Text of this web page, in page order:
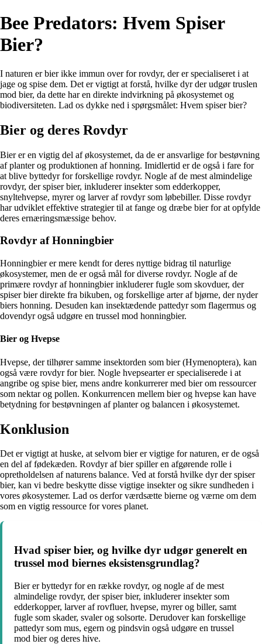
Bee Predators: Hvem Spiser
Bier?
I naturen er bier ikke immun over for rovdyr, der er specialiseret i at
jage og spise dem. Det er vigtigt at forstå, hvilke dyr der udgør truslen
mod bier, da dette har en direkte indvirkning på økosystemet og
biodiversiteten. Lad os dykke ned i spørgsmålet: Hvem spiser bier?
Bier og deres Rovdyr
Bier er en vigtig del af økosystemet, da de er ansvarlige for bestøvning
af planter og produktionen af honning. Imidlertid er de også i fare for
at blive byttedyr for forskellige rovdyr. Nogle af de mest almindelige
rovdyr, der spiser bier, inkluderer insekter som edderkopper,
snyltehvepse, myrer og larver af rovdyr som løbebiller. Disse rovdyr
har udviklet effektive strategier til at fange og dræbe bier for at opfylde
deres ernæringsmæssige behov.
Rovdyr af Honningbier
Honningbier er mere kendt for deres nyttige bidrag til naturlige
økosystemer, men de er også mål for diverse rovdyr. Nogle af de
primære rovdyr af honningbier inkluderer fugle som skovduer, der
spiser bier direkte fra bikuben, og forskellige arter af bjørne, der nyder
biers honning. Desuden kan insektædende pattedyr som flagermus og
dovendyr også udgøre en trussel mod honningbier.
Bier og Hvepse
Hvepse, der tilhører samme insektorden som bier (Hymenoptera), kan
også være rovdyr for bier. Nogle hvepsearter er specialiserede i at
angribe og spise bier, mens andre konkurrerer med bier om ressourcer
som nektar og pollen. Konkurrencen mellem bier og hvepse kan have
betydning for bestøvningen af planter og balancen i økosystemet.
Konklusion
Det er vigtigt at huske, at selvom bier er vigtige for naturen, er de også
en del af fødekæden. Rovdyr af bier spiller en afgørende rolle i
opretholdelsen af naturens balance. Ved at forstå hvilke dyr der spiser
bier, kan vi bedre beskytte disse vigtige insekter og sikre sundheden i
vores økosystemer. Lad os derfor værdsætte bierne og værne om dem
som en vigtig ressource for vores planet.
Hvad spiser bier, og hvilke dyr udgør generelt en
trussel mod biernes eksistensgrundlag?
Bier er byttedyr for en række rovdyr, og nogle af de mest
almindelige rovdyr, der spiser bier, inkluderer insekter som
edderkopper, larver af rovfluer, hvepse, myrer og biller, samt
fugle som skader, svaler og solsorte. Derudover kan forskellige
pattedyr som mus, egern og pindsvin også udgøre en trussel
mod bier og deres hive.